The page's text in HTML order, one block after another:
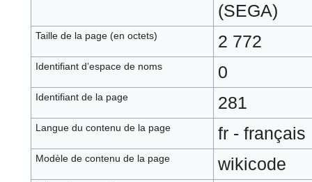
(SEGA)
Taille de la page (en octets) 2 772
Identifiant dʼespace de noms 0
Identifiant de la page 281
Langue du contenu de la page fr - français
Modèle de contenu de la page wikicode